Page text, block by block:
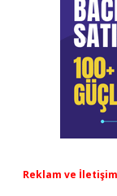
Reklam ve